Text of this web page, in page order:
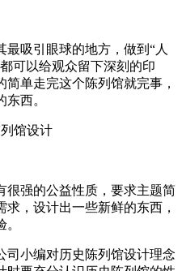
吸引眼球的地方，做到“人
可以给观众留下深刻的印
单走完这个陈列馆就完事，
西。
很强的公益性质，要求主题简
，设计出一些新鲜的东西，
司小编对历史陈列馆设计理念